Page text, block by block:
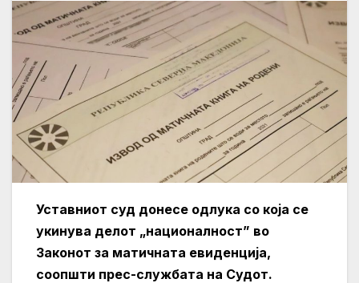
Уставниот суд донесе одлука со која се
укинува делот „националност” во
Законот за матичната евиденција,
соопшти прес-службата на Судот.